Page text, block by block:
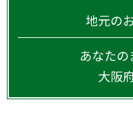
地元の
あなた
大阪